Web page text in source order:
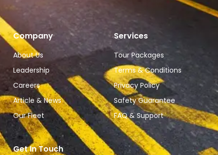
Company
About Us
Leadership
Careers
Article & News
Our Fleet
Services
Tour Packages
Terms & Conditions
Privacy Policy
Safety Guarantee
FAQ & Support
Get In Touch